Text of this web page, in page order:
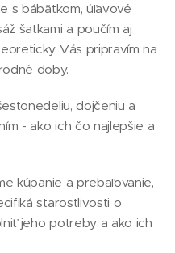
s bábätkom, úľavové
šatkami a poučím aj
Vás pripravím na
doby.
dojčeniu a
- ako ich čo najlepšie a
kúpanie a prebaľovanie,
starostlivosti o
jeho potreby a ako ich